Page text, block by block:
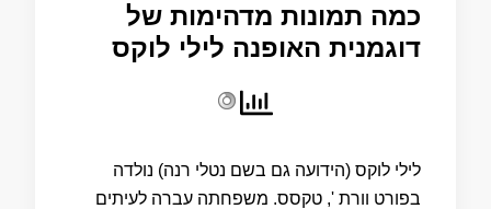
כמה תמונות מדהימות של
דוגמנית האופנה לילי לוקס
לילי לוקס (הידועה גם בשם נטלי רנה) נולדה
בפורט וורת ', טקסס. משפחתה עברה לעיתים